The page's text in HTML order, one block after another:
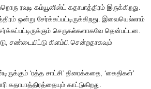
ரவுடி கம்யூனிஸ்ட் கதாபாத்திரம் இருக்கிறது.
ஒன்று சேர்க்கப்பட்டிருக்கிறது. இவையெல்லாம்
செருகல்களாகவே தென்பட்டன.
சண்டையிட்டு கிளம்பி சென்றதாகவும்
‘ரத்த சாட்சி’ திரைக்கதை, ‘கைதிகள்’
காட்டுகிறது.